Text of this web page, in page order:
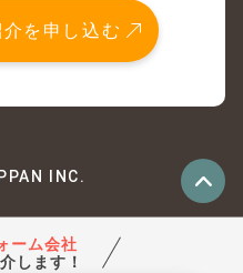
を申し込む
INC.
ーム会社
します！